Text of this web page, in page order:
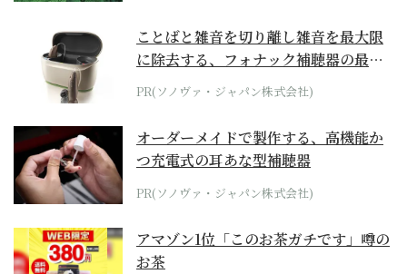
ことばと雑音を切り離し雑音を最大限
に除去する、フォナック補聴器の最上
位モデル
PR(ソノヴァ・ジャパン株式会社)
オーダーメイドで製作する、高機能か
つ充電式の耳あな型補聴器
PR(ソノヴァ・ジャパン株式会社)
アマゾン1位「このお茶ガチです」噂の
お茶